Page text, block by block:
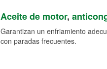
Aceite de motor,
Garantizan un enfriamiento
con paradas frecuentes.